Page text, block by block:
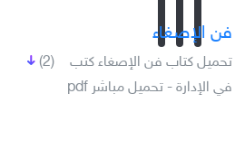
فن الإصغاء
(2)
تحميل كتاب فن الإصغاء كتب
في الإدارة - تحميل مباشر pdf